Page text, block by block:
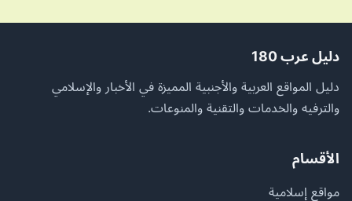
دليل عرب 180
دليل المواقع العربية والأجنبية المميزة في الأخبار والإسلامي
والترفيه والخدمات والتقنية والمنوعات.
الأقسام
مواقع إسلامية